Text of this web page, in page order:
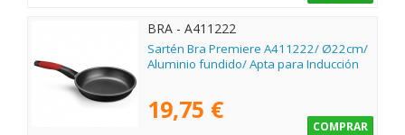
BRA - A411222
Sartén Bra Premiere A411222/ Ø22cm/
Aluminio fundido/ Apta para Inducción
19,75 €
COMPRAR